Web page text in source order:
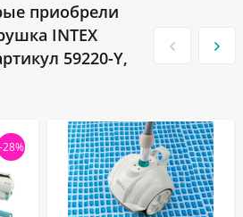
приобрели
INTEX
59220-Y,
-28%